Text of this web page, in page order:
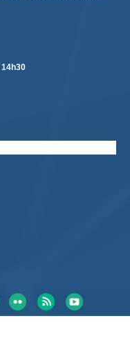
e Inclusão